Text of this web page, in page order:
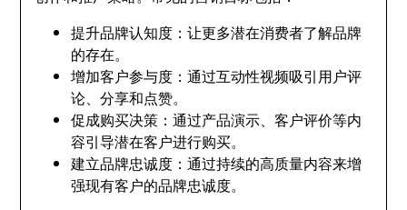
提升品牌认知度：让更多潜在消费者了解品牌
的存在。
增加客户参与度：通过互动性视频吸引用户评
论、分享和点赞。
促成购买决策：通过产品演示、客户评价等内
容引导潜在客户进行购买。
建立品牌忠诚度：通过持续的高质量内容来增
强现有客户的品牌忠诚度。